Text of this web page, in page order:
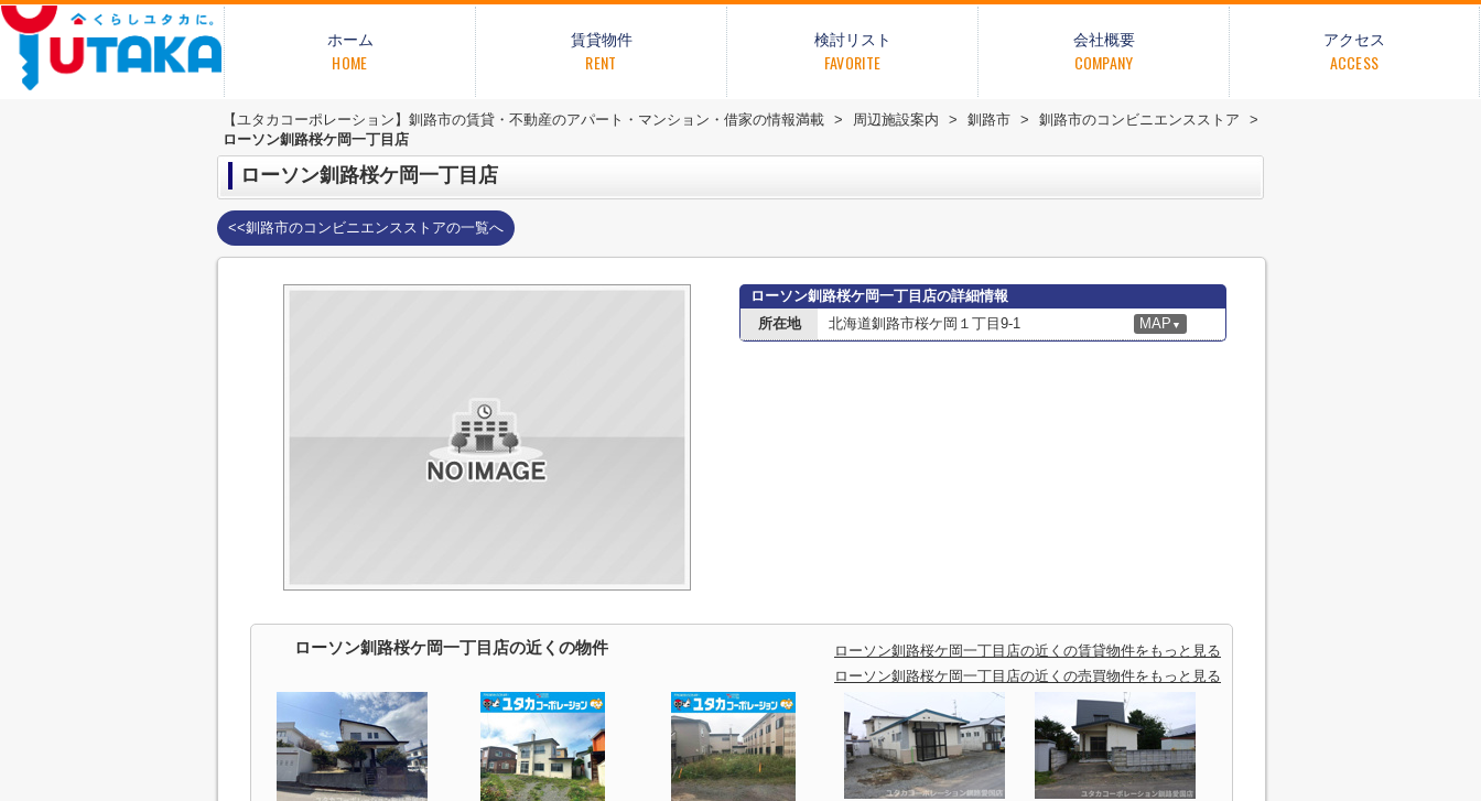
ホーム
HOME
賃貸物件
RENT
検討リスト
FAVORITE
会社概要
COMPANY
アクセス
ACCESS
【ユタカコーポレーション】釧路市の賃貸・不動産のアパート・マンション・借家の情報満載 > 周辺施設案内 > 釧路市 > 釧路市のコンビニエンスストア
>
ローソン釧路桜ケ岡一丁目店
ローソン釧路桜ケ岡一丁目店
<<釧路市のコンビニエンスストアの一覧へ
ローソン釧路桜ケ岡一丁目店の詳細情報
所在地
北海道釧路市桜ケ岡１丁目9-1 MAP ▼
ローソン釧路桜ケ岡一丁目店の近くの物件
ローソン釧路桜ケ岡一丁目店の近くの賃貸物件をもっと見る
ローソン釧路桜ケ岡一丁目店の近くの売買物件をもっと見る